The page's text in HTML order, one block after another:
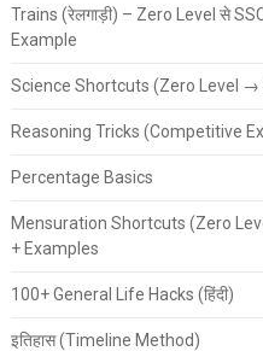
Trains (रेलगाड़ी) – Zero Level से
Example
Science Shortcuts (Zero Level →
Reasoning Tricks (Competitive
Percentage Basics
Mensuration Shortcuts (Zero
+ Examples
100+ General Life Hacks (हिंदी)
इतिहास (Timeline Method)